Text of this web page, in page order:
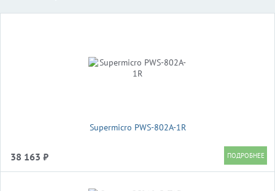
Supermicro PWS-802A-1R
38 163 ₽